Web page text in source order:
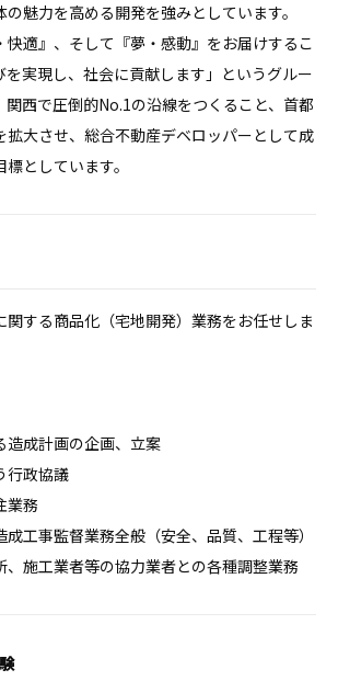
魅力を高める開発を強みとしています。
快適』、そして『夢・感動』をお届けするこ
を実現し、社会に貢献します」というグルー
関西で圧倒的No.1の沿線をつくること、首都
拡大させ、総合不動産デベロッパーとして成
としています。
関する商品化（宅地開発）業務をお任せしま
造成計画の企画、立案
行政協議
業務
成工事監督業務全般（安全、品質、工程等）
、施工業者等の協力業者との各種調整業務